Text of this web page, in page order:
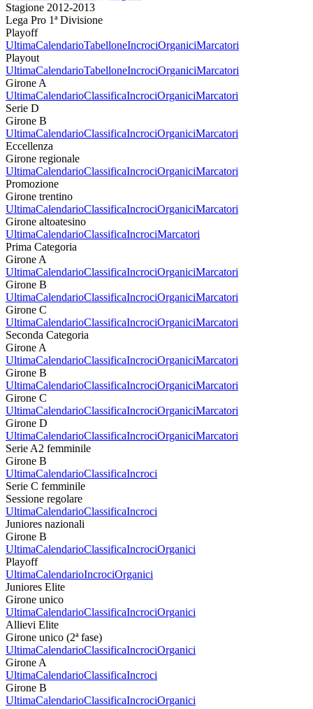
Stagione 2012-2013
Lega Pro 1ª Divisione
Playoff
UltimaCalendarioTabelloneIncrociOrganiciMarcatori
Playout
UltimaCalendarioTabelloneIncrociOrganiciMarcatori
Girone A
UltimaCalendarioClassificaIncrociOrganiciMarcatori
Serie D
Girone B
UltimaCalendarioClassificaIncrociOrganiciMarcatori
Eccellenza
Girone regionale
UltimaCalendarioClassificaIncrociOrganiciMarcatori
Promozione
Girone trentino
UltimaCalendarioClassificaIncrociOrganiciMarcatori
Girone altoatesino
UltimaCalendarioClassificaIncrociMarcatori
Prima Categoria
Girone A
UltimaCalendarioClassificaIncrociOrganiciMarcatori
Girone B
UltimaCalendarioClassificaIncrociOrganiciMarcatori
Girone C
UltimaCalendarioClassificaIncrociOrganiciMarcatori
Seconda Categoria
Girone A
UltimaCalendarioClassificaIncrociOrganiciMarcatori
Girone B
UltimaCalendarioClassificaIncrociOrganiciMarcatori
Girone C
UltimaCalendarioClassificaIncrociOrganiciMarcatori
Girone D
UltimaCalendarioClassificaIncrociOrganiciMarcatori
Serie A2 femminile
Girone B
UltimaCalendarioClassificaIncroci
Serie C femminile
Sessione regolare
UltimaCalendarioClassificaIncroci
Juniores nazionali
Girone B
UltimaCalendarioClassificaIncrociOrganici
Playoff
UltimaCalendarioIncrociOrganici
Juniores Elite
Girone unico
UltimaCalendarioClassificaIncrociOrganici
Allievi Elite
Girone unico (2ª fase)
UltimaCalendarioClassificaIncrociOrganici
Girone A
UltimaCalendarioClassificaIncroci
Girone B
UltimaCalendarioClassificaIncrociOrganici